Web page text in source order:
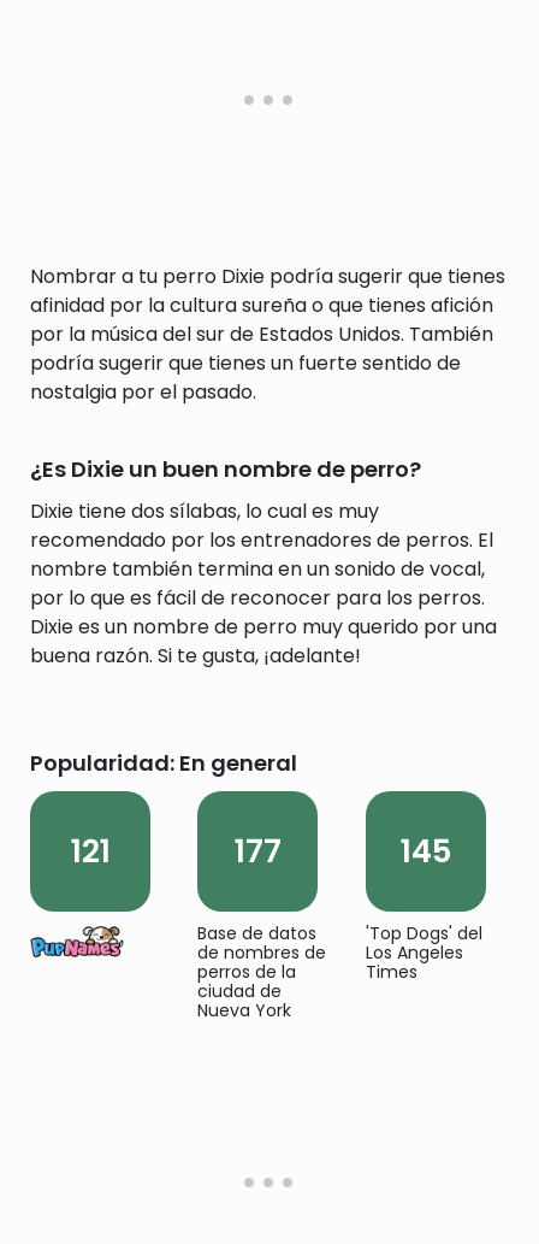
Nombrar a tu perro Dixie podría sugerir que tienes
afinidad por la cultura sureña o que tienes afición
por la música del sur de Estados Unidos. También
podría sugerir que tienes un fuerte sentido de
nostalgia por el pasado.
¿Es Dixie un buen nombre de perro?
Dixie tiene dos sílabas, lo cual es muy
recomendado por los entrenadores de perros. El
nombre también termina en un sonido de vocal,
por lo que es fácil de reconocer para los perros.
Dixie es un nombre de perro muy querido por una
buena razón. Si te gusta, ¡adelante!
Popularidad: En general
121 177
Base de datos
de nombres de
perros de la
ciudad de
Nueva York
145
'Top Dogs' del
Los Angeles
Times